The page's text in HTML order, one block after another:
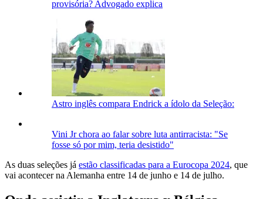
provisória? Advogado explica
Astro inglês compara Endrick a ídolo da Seleção:
Vini Jr chora ao falar sobre luta antirracista: "Se
fosse só por mim, teria desistido"
As duas seleções já estão classificadas para a Eurocopa 2024, que
vai acontecer na Alemanha entre 14 de junho e 14 de julho.